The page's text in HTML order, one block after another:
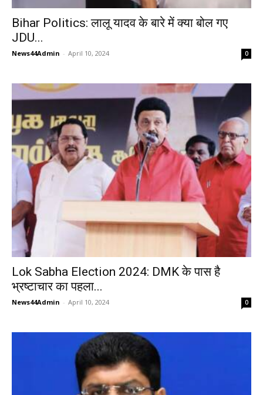
Bihar Politics: लालू यादव के बारे में क्या बोल गए
JDU...
News44Admin - April 10, 2024 0
Lok Sabha Election 2024: DMK के पास है
भ्रष्टाचार का पहला...
News44Admin - April 10, 2024 0